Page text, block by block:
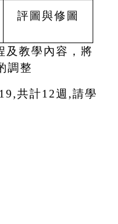
評圖與修圖
及教學內容，將
調整
共計12週,請學